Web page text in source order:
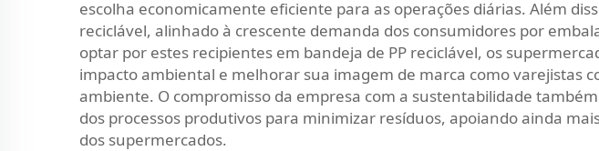
escolha economicamente eficiente para as operações diárias. Além
reciclável, alinhado à crescente demanda dos consumidores por
optar por estes recipientes em bandeja de PP reciclável, os
impacto ambiental e melhorar sua imagem de marca como varejistas
ambiente. O compromisso da empresa com a sustentabilidade
dos processos produtivos para minimizar resíduos, apoiando ainda
dos supermercados.